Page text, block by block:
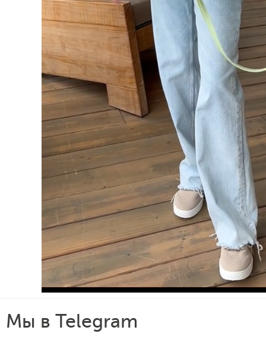
Мы в Telegram